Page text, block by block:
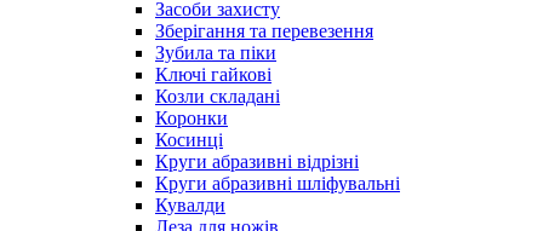
Засоби захисту
Зберігання та перевезення
Зубила та піки
Ключі гайкові
Козли складані
Коронки
Косинці
Круги абразивні відрізні
Круги абразивні шліфувальні
Кувалди
Леза для ножів